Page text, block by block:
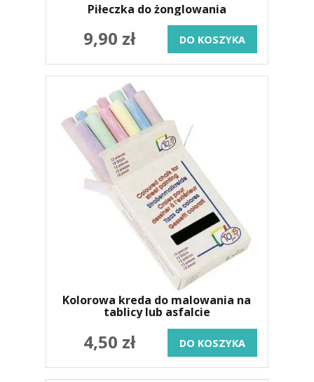
Piłeczka do żonglowania
9,90 zł DO KOSZYKA
Kolorowa kreda do malowania na
tablicy lub asfalcie
4,50 zł DO KOSZYKA